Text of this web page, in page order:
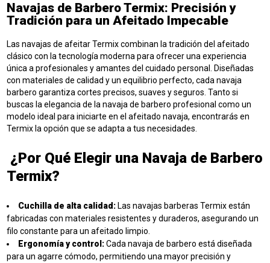
Navajas de Barbero Termix: Precisión y
Tradición para un Afeitado Impecable
Las navajas de afeitar Termix combinan la tradición del afeitado
clásico con la tecnología moderna para ofrecer una experiencia
única a profesionales y amantes del cuidado personal. Diseñadas
con materiales de calidad y un equilibrio perfecto, cada navaja
barbero garantiza cortes precisos, suaves y seguros. Tanto si
buscas la elegancia de la navaja de barbero profesional como un
modelo ideal para iniciarte en el afeitado navaja, encontrarás en
Termix la opción que se adapta a tus necesidades.
¿Por Qué Elegir una Navaja de Barbero
Termix?
Cuchilla de alta calidad: Las navajas barberas Termix están
fabricadas con materiales resistentes y duraderos, asegurando un
filo constante para un afeitado limpio.
Ergonomía y control:Cada navaja de barbero está diseñada
para un agarre cómodo, permitiendo una mayor precisión y